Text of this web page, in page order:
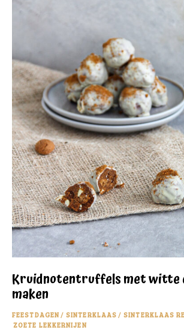
Kruidnotentruffels met witte
maken
FEESTDAGEN / SINTERKLAAS / SINTERKLAAS
ZOETE LEKKERNIJEN